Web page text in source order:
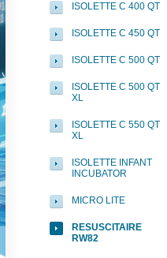
ISOLETTE C 400 QT
ISOLETTE C 450 QT
ISOLETTE C 500 QT
ISOLETTE C 500 QT
XL
ISOLETTE C 550 QT
XL
ISOLETTE INFANT
INCUBATOR
MICRO LITE
RESUSCITAIRE
RW82